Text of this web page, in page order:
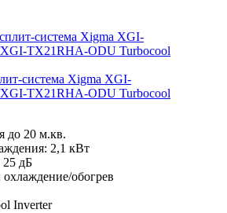
система Xigma XGI-
TX21RHA-ODU Turbocool
до 20 м.кв.
2,1 кВт
дБ
обогрев
Inverter